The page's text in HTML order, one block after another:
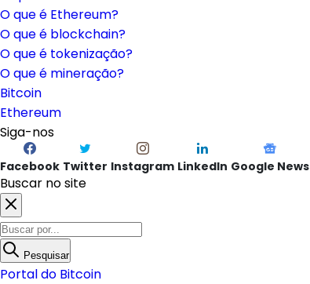
O que é Ethereum?
O que é blockchain?
O que é tokenização?
O que é mineração?
Bitcoin
Ethereum
Siga-nos
Facebook Twitter Instagram LinkedIn Google News
Buscar no site
Pesquisar
Portal do Bitcoin